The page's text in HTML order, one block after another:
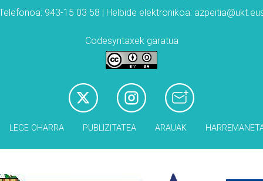
943-15 03 58 | Helbide elektronikoa:
Codesyntaxek garatua
LEGE OHARRA PUBLIZITATEA ARAUAK